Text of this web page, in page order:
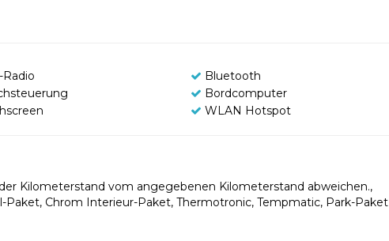
Bluetooth
Bordcomputer
WLAN Hotspot
Kilometerstand vom angegebenen Kilometerstand abweichen.,
Chrom Interieur-Paket, Thermotronic, Tempmatic, Park-Paket